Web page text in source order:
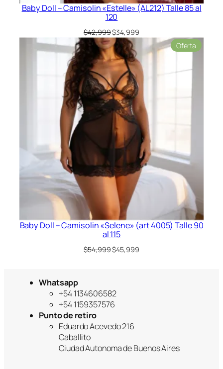
Baby Doll – Camisolin «Estelle» (AL212) Talle 85 al
120
$42,999El
precio
original
era:
$42,999.
$34,999El
precio
actual
es:
$34,999.
Oferta
en
Baby Doll – Camisolin «Selene» (art 4005) Talle 90
al 115
$54,999El
$45,999El
Whatsapp
+54 1134606582
+54 1159357576
Punto de retiro
Eduardo Acevedo 216
Caballito
Ciudad Autonoma de Buenos Aires